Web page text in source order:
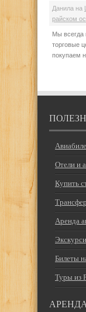
Данила на
райском
Мы всегда
торговые
покупаем
Отели и
Купить
Аренда
Билеты
Туры из